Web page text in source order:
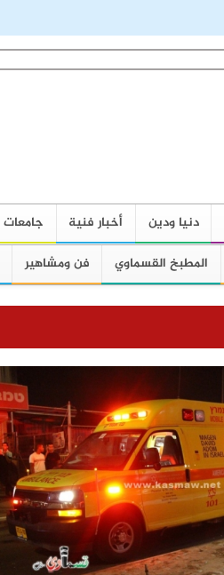
دنيا ودين أخبار فنية جامعات
المطبخ القسماوي فن ومشاهير